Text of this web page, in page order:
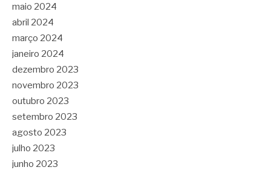
maio 2024
abril 2024
março 2024
janeiro 2024
dezembro 2023
novembro 2023
outubro 2023
setembro 2023
agosto 2023
julho 2023
junho 2023